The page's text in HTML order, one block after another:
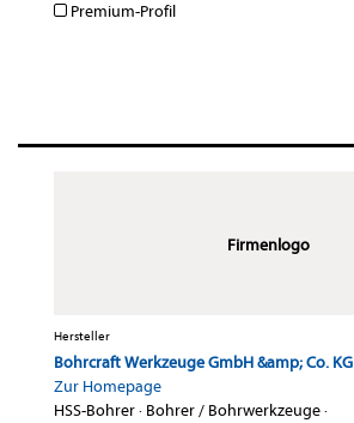
Premium-Profil
Firmenlogo
Hersteller
Bohrcraft Werkzeuge GmbH &amp; Co. KG
Zur Homepage
HSS-Bohrer· Bohrer / Bohrwerkzeuge·